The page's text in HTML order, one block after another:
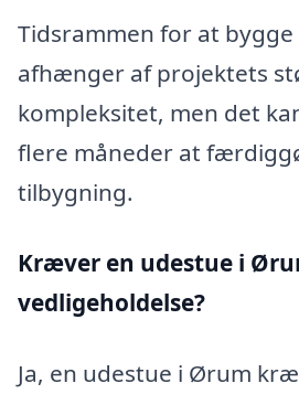
Tidsrammen for at
afhænger af projektets
kompleksitet, men det
flere måneder at
tilbygning.
Kræver en udestue i
vedligeholdelse?
Ja, en udestue i Ørum